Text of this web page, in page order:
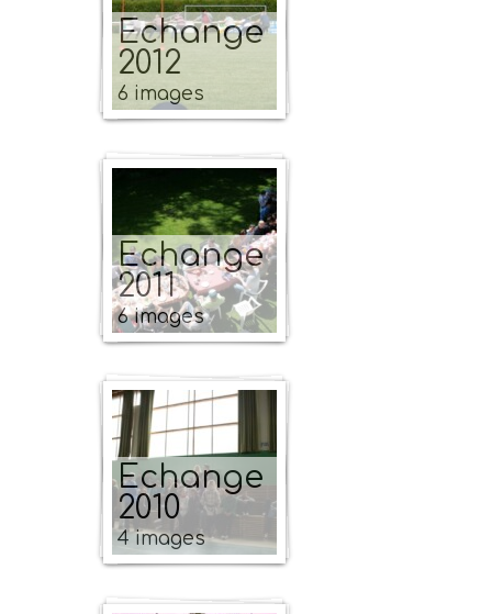
Echange
2012
6 images
Echange
2011
6 images
Echange
2010
4 images